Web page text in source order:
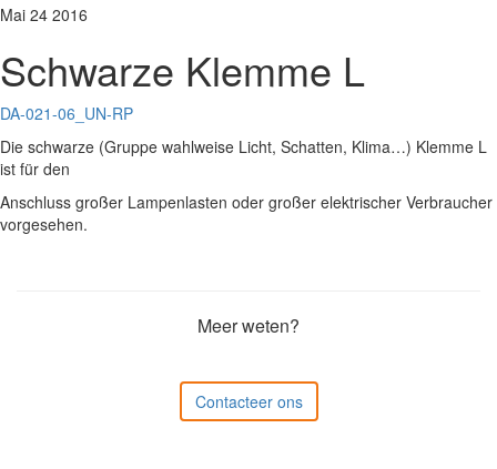
Mai 24 2016
Schwarze Klemme L
DA-021-06_UN-RP
Die schwarze (Gruppe wahlweise Licht, Schatten, Klima…) Klemme L
ist für den
Anschluss großer Lampenlasten oder großer elektrischer Verbraucher
vorgesehen.
Meer weten?
Contacteer ons